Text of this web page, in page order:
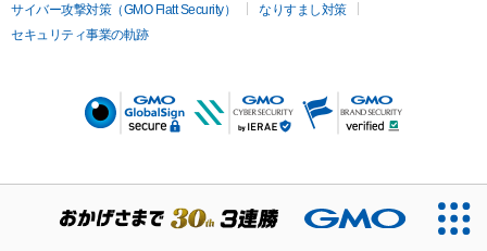
サイバー攻撃対策（GMO Flatt Security）
なりすまし対策
セキュリティ事業の軌跡